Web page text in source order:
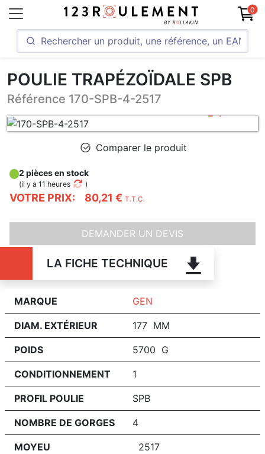
0
POULIE TRAPÉZOÏDALE SPB
Référence 170-SPB-4-2517
Comparer le produit
VOTRE PRIX: 80,21 € T.T.C.
2 pièces en stock
(il y a 11 heures )
DEMANDER UN DEVIS
LA FICHE TECHNIQUE
MARQUE GEN
DIAM. EXTÉRIEUR 177 MM
POIDS 5700 G
CONDITIONNEMENT 1
PROFIL POULIE SPB
NOMBRE DE GORGES 4
MOYEU
2517